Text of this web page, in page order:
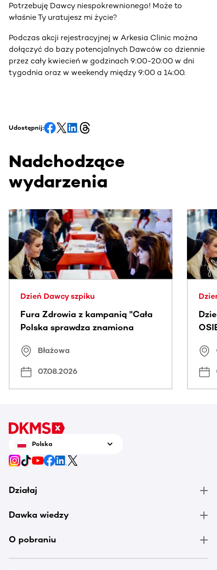
Potrzebuję Dawcy niespokrewnionego! Może to
właśnie Ty uratujesz mi życie?
Podczas akcji rejestracyjnej w Arkesia Clinic można
dołączyć do bazy potencjalnych Dawców co dziennie
przez cały kwiecień w godzinach 9:00-20:00 w dni
tygodnia oraz w weekendy między 9:00 a 14:00.
Udostępnij:
Nadchodzące
wydarzenia
Ta sekcja zawiera treści przewijane w poziomie. Użyj
Dzień Dawcy szpiku
Fura Zdrowia z kampanią "Cała
Polska sprawdza znamiona
Błażowa
07.08.2026
Polska
Działaj
Dawka wiedzy
O pobraniu